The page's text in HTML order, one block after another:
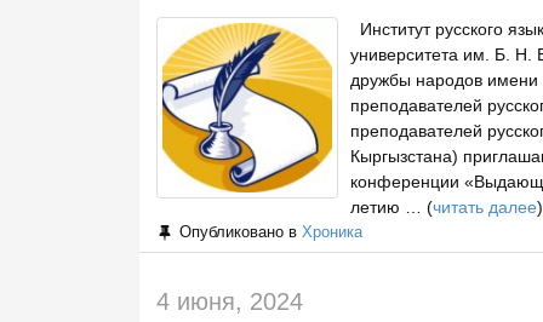
Институт русского
университета им. Б. Н.
дружбы народов
преподавателей
преподавателей
Кыргызстана)
конференции
летию … (читать далее)
Опубликовано в Хроника
4 июня, 2024